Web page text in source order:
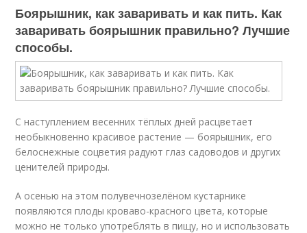
Боярышник, как заваривать и как пить. Как
заваривать боярышник правильно? Лучшие
способы.
С наступлением весенних тёплых дней расцветает
необыкновенно красивое растение — боярышник, его
белоснежные соцветия радуют глаз садоводов и других
ценителей природы.
А осенью на этом полувечнозелёном кустарнике
появляются плоды кроваво-красного цвета, которые
можно не только употреблять в пищу, но и использовать